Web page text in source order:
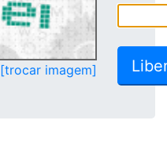
[trocar imagem]